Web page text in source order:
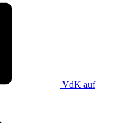
VdK auf